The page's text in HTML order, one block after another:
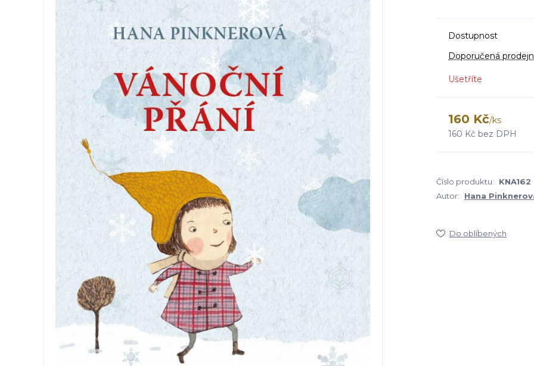
Dostupnost
Doporučená
Ušetříte
160 Kč/ks
160 Kč bez DPH
Číslo produktu: KNA162
Autor:
Hana
Do oblíbených